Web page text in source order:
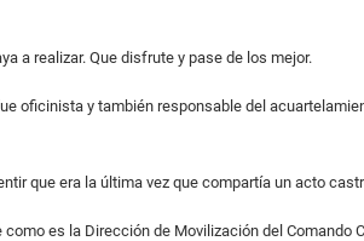
a realizar. Que disfrute y pase de los mejor.
oficinista y también responsable del
que era la última vez que compartía un acto
es la Dirección de Movilización del Comando